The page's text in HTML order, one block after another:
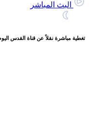
البث المباشر
تغطية مباشرة نقلاً عن قناة القدس